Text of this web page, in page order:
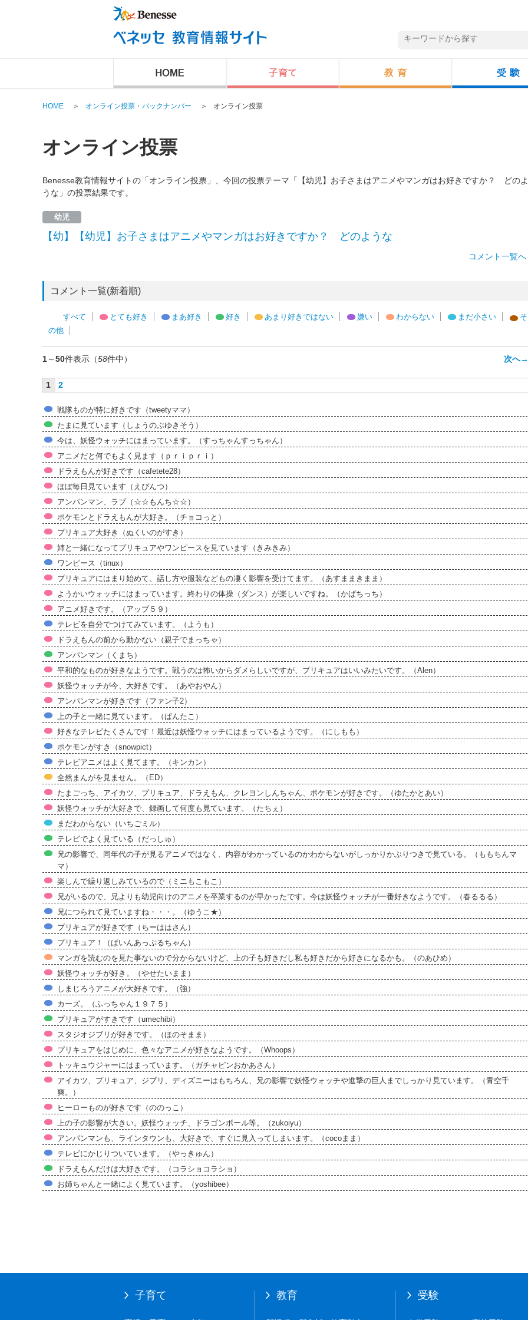
HOME ＞ オンライン投票・バックナンバー ＞ オンライン投票
オンライン投票
Benesse教育情報サイトの「オンライン投票」、今回の投票テーマ「【幼児】お子さまはアニメやマンガはお好きですか？ どのよ
うな」の投票結果です。
幼児
【幼】【幼児】お子さまはアニメやマンガはお好きですか？ どのような
コメント一覧へ
コメント一覧(新着順)
すべて とても好き まあ好き 好き あまり好きではない 嫌い わからない まだ小さい
そ
の他
1～50件表示（58件中） 次へ→
1 2
戦隊ものが特に好きです（tweetyママ）
たまに見ています（しょうのぶゆきそう）
今は、妖怪ウォッチにはまっています。（すっちゃんすっちゃん）
アニメだと何でもよく見ます（ｐｒｉｐｒｉ）
ドラえもんが好きです（cafetete28）
ほぼ毎日見ています（えぴんつ）
アンパンマン、ラブ（☆☆もんち☆☆）
ポケモンとドラえもんが大好き。（チョコっと）
プリキュア大好き（ぬくいのがすき）
姉と一緒になってプリキュアやワンピースを見ています（きみきみ）
ワンピース（tinux）
プリキュアにはまり始めて、話し方や服装などもの凄く影響を受けてます。（あすままきまま）
ようかいウォッチにはまっています。終わりの体操（ダンス）が楽しいですね。（かばちっち）
アニメ好きです。（アップ５９）
テレビを自分でつけてみています。（ようも）
ドラえもんの前から動かない（親子でまっちゃ）
アンパンマン（くまち）
平和的なものが好きなようです。戦うのは怖いからダメらしいですが、プリキュアはいいみたいです。（Alen）
妖怪ウォッチが今、大好きです。（あやおやん）
アンパンマンが好きです（ファン子2）
上の子と一緒に見ています。（ぱんたこ）
好きなテレビたくさんです！最近は妖怪ウォッチにはまっているようです。（にしもも）
ポケモンがすき（snowpict）
テレビアニメはよく見てます。（キンカン）
全然まんがを見ません。（ED）
たまごっち、アイカツ、プリキュア、ドラえもん、クレヨンしんちゃん、ポケモンが好きです。（ゆたかとあい）
妖怪ウォッチが大好きで、録画して何度も見ています。（たちぇ）
まだわからない（いちごミル）
テレビでよく見ている（だっしゅ）
兄の影響で、同年代の子が見るアニメではなく、内容がわかっているのかわからないがしっかりかぶりつきで見ている。（ももちんマ
マ）
楽しんで繰り返しみているので（ミニもこもこ）
兄がいるので、兄よりも幼児向けのアニメを卒業するのが早かったです。今は妖怪ウォッチが一番好きなようです。（春るるる）
兄につられて見ていますね・・・。（ゆうこ★）
プリキュアが好きです（ちーははさん）
プリキュア！（ぱいんあっぷるちゃん）
マンガを読むのを見た事ないので分からないけど、上の子も好きだし私も好きだから好きになるかも。（のあひめ）
妖怪ウォッチが好き。（やせたいまま）
しまじろうアニメが大好きです。（強）
カーズ。（ふっちゃん１９７５）
プリキュアがすきです（umechibi）
スタジオジブリが好きです。（ほのそまま）
プリキュアをはじめに、色々なアニメが好きなようです。（Whoops）
トッキュウジャーにはまっています。（ガチャピンおかあさん）
アイカツ、プリキュア、ジブリ、ディズニーはもちろん、兄の影響で妖怪ウォッチや進撃の巨人までしっかり見ています。（青空千
爽。）
ヒーローものが好きです（ののっこ）
上の子の影響が大きい。妖怪ウォッチ、ドラゴンボール等。（zukoiyu）
アンパンマンも、ラインタウンも、大好きで、すぐに見入ってしまいます。（cocoまま）
テレビにかじりついています。（やっきゅん）
ドラえもんだけは大好きです。（コラショコラショ）
お姉ちゃんと一緒によく見ています。（yoshibee）
子育て 教育 受験